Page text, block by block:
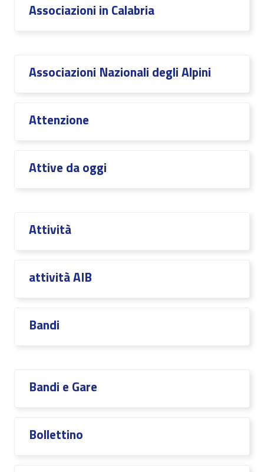
Associazioni in Calabria
Associazioni Nazionali degli Alpini
Attenzione
Attive da oggi
Attività
attività AIB
Bandi
Bandi e Gare
Bollettino